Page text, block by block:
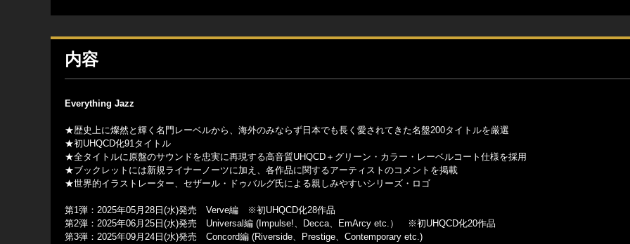
内容
Everything Jazz
★歴史上に燦然と輝く名門レーベルから、海外のみならず日本でも長く愛されてきた名盤200タイトルを厳選
★初UHQCD化91タイトル
★全タイトルに原盤のサウンドを忠実に再現する高音質UHQCD＋グリーン・カラー・レーベルコート仕様を採用
★ブックレットには新規ライナーノーツに加え、各作品に関するアーティストのコメントを掲載
★世界的イラストレーター、セザール・ドゥバルグ氏による親しみやすいシリーズ・ロゴ
第1弾：2025年05月28日(水)発売 Verve編 ※初UHQCD化28作品
第2弾：2025年06月25日(水)発売 Universal編 (Impulse!、Decca、EmArcy etc.） ※初UHQCD化20作品
第3弾：2025年09月24日(水)発売 Concord編 (Riverside、Prestige、Contemporary etc.)